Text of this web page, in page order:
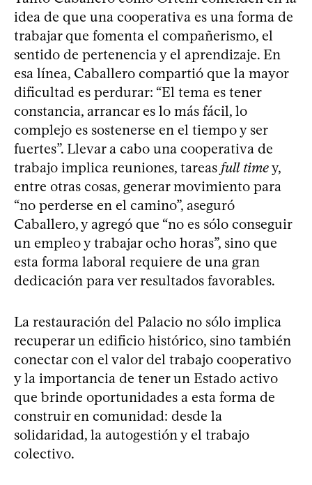
idea de que una cooperativa es una forma de
trabajar que fomenta el compañerismo, el
sentido de pertenencia y el aprendizaje. En
esa línea, Caballero compartió que la mayor
dificultad es perdurar: “El tema es tener
constancia, arrancar es lo más fácil, lo
complejo es sostenerse en el tiempo y ser
fuertes”. Llevar a cabo una cooperativa de
trabajo implica reuniones, tareas full timey,
entre otras cosas, generar movimiento para
“no perderse en el camino”, aseguró
Caballero, y agregó que “no es sólo conseguir
un empleo y trabajar ocho horas”, sino que
esta forma laboral requiere de una gran
dedicación para ver resultados favorables.
La restauración del Palacio no sólo implica
recuperar un edificio histórico, sino también
conectar con el valor del trabajo cooperativo
y la importancia de tener un Estado activo
que brinde oportunidades a esta forma de
construir en comunidad: desde la
solidaridad, la autogestión y el trabajo
colectivo.